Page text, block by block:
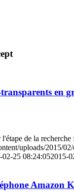
en
l'étape de la
uploads/2015/02/
02-25 08:24:052015-
Amazon